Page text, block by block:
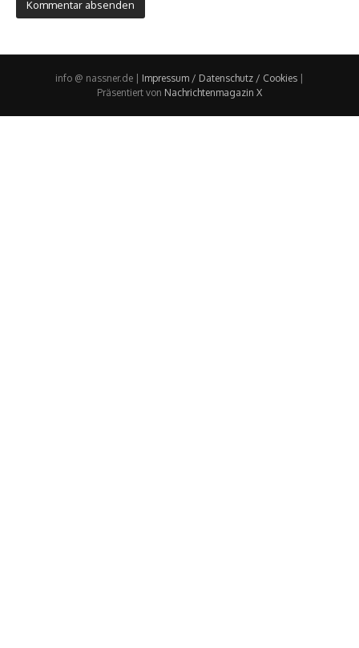
info @ nassner.de | Impressum / Datenschutz / Cookies |
Präsentiert von Nachrichtenmagazin X